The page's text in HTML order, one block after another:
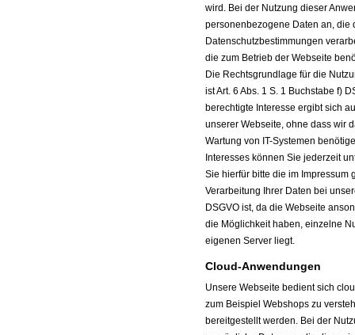
wird. Bei der Nutzung dieser
personenbezogene Daten an, die
Datenschutzbestimmungen
die zum Betrieb der Webseite
Die Rechtsgrundlage für die
ist Art. 6 Abs. 1 S. 1 Buchstabe f)
berechtigte Interesse ergibt sich
unserer Webseite, ohne dass wir
Wartung von IT-Systemen
Interesses können Sie jederzeit
Sie hierfür bitte die im Impressum
Verarbeitung Ihrer Daten bei
DSGVO ist, da die Webseite
die Möglichkeit haben, einzelne
eigenen Server liegt.
Cloud-Anwendungen
Unsere Webseite bedient sich
zum Beispiel Webshops zu
bereitgestellt werden. Bei der